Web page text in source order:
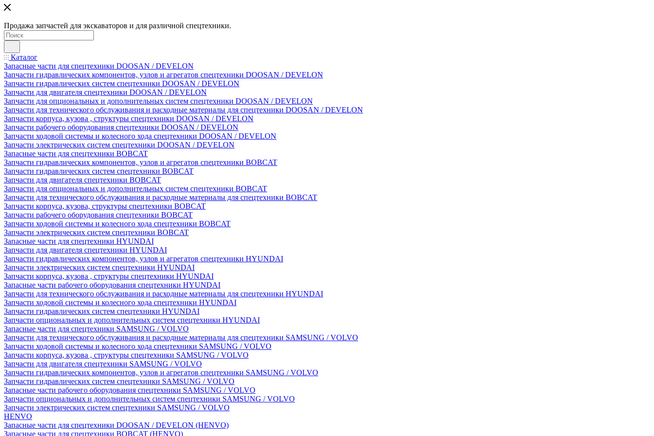
Продажа запчастей для экскаваторов и для различной спецтехники.
Каталог
Запасные части для спецтехники DOOSAN / DEVELON
Запчасти гидравлических компонентов, узлов и агрегатов спецтехники DOOSAN / DEVELON
Запчасти гидравлических систем спецтехники DOOSAN / DEVELON
Запчасти для двигателя спецтехники DOOSAN / DEVELON
Запчасти для опциональных и дополнительных систем спецтехники DOOSAN / DEVELON
Запчасти для технического обслуживания и расходные материалы для спецтехники DOOSAN / DEVELON
Запчасти корпуса, кузова , структуры спецтехники DOOSAN / DEVELON
Запчасти рабочего оборудования спецтехники DOOSAN / DEVELON
Запчасти ходовой системы и колесного хода спецтехники DOOSAN / DEVELON
Запчасти электрических систем спецтехники DOOSAN / DEVELON
Запасные части для спецтехники BOBCAT
Запчасти гидравлических компонентов, узлов и агрегатов спецтехники BOBCAT
Запчасти гидравлических систем спецтехники BOBCAT
Запчасти для двигателя спецтехники BOBCAT
Запчасти для опциональных и дополнительных систем спецтехники BOBCAT
Запчасти для технического обслуживания и расходные материалы для спецтехники BOBCAT
Запчасти корпуса, кузова, структуры спецтехники BOBCAT
Запчасти рабочего оборудования спецтехники BOBCAT
Запчасти ходовой системы и колесного хода спецтехники BOBCAT
Запчасти электрических систем спецтехники BOBCAT
Запасные части для спецтехники HYUNDAI
Запчасти для двигателя спецтехники HYUNDAI
Запчасти гидравлических компонентов, узлов и агрегатов спецтехники HYUNDAI
Запчасти электрических систем спецтехники HYUNDAI
Запчасти корпуса, кузова , структуры спецтехники HYUNDAI
Запасные части рабочего оборудования спецтехники HYUNDAI
Запчасти для технического обслуживания и расходные материалы для спецтехники HYUNDAI
Запчасти ходовой системы и колесного хода спецтехники HYUNDAI
Запчасти гидравлических систем спецтехники HYUNDAI
Запчасти опциональных и дополнительных систем спецтехники HYUNDAI
Запасные части для спецтехники SAMSUNG / VOLVO
Запчасти для технического обслуживания и расходные материалы для спецтехники SAMSUNG / VOLVO
Запчасти ходовой системы и колесного хода спецтехники SAMSUNG / VOLVO
Запчасти корпуса, кузова , структуры спецтехники SAMSUNG / VOLVO
Запчасти для двигателя спецтехники SAMSUNG / VOLVO
Запчасти гидравлических компонентов, узлов и агрегатов спецтехники SAMSUNG / VOLVO
Запчасти гидравлических систем спецтехники SAMSUNG / VOLVO
Запасные части рабочего оборудования спецтехники SAMSUNG / VOLVO
Запчасти опциональных и дополнительных систем спецтехники SAMSUNG / VOLVO
Запчасти электрических систем спецтехники SAMSUNG / VOLVO
HENVO
Запасные части для спецтехники DOOSAN / DEVELON (HENVO)
Запасные части для спецтехники BOBCAT (HENVO)